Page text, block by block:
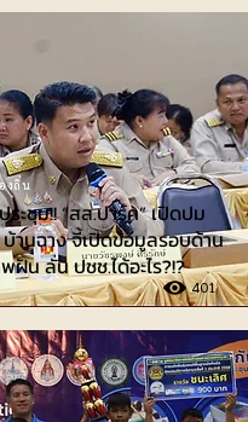
ะชุม!! “สส.ปาร์ค” เปิดปม
านฉาง จี้เปิดข้อมูลรอบด้าน
ฝัน ลั่น ปชช.ได้อะไร?!?
401
งถิ่น